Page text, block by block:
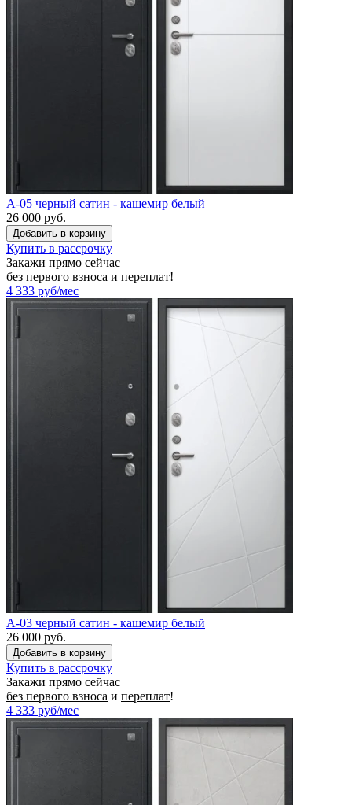
A-05 черный сатин - кашемир белый
26 000 руб.
Купить в рассрочку
Закажи прямо сейчас
без первого взноса и переплат!
4 333 руб/мес
A-03 черный сатин - кашемир белый
26 000 руб.
Купить в рассрочку
Закажи прямо сейчас
без первого взноса и переплат!
4 333 руб/мес